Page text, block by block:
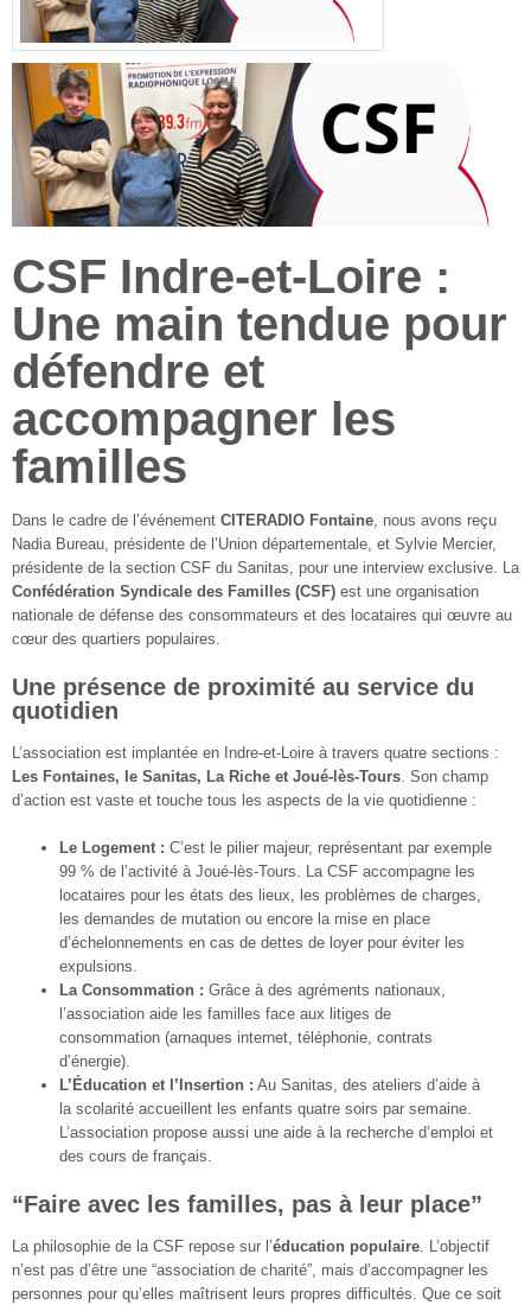
CSF Indre-et-Loire :
Une main tendue pour
défendre et
accompagner les
familles
Dans le cadre de l’événement CITERADIO Fontaine, nous avons reçu
Nadia Bureau, présidente de l’Union départementale, et Sylvie Mercier,
présidente de la section CSF du Sanitas, pour une interview exclusive. La
Confédération Syndicale des Familles (CSF) est une organisation
nationale de défense des consommateurs et des locataires qui œuvre au
cœur des quartiers populaires.
Une présence de proximité au service du
quotidien
L’association est implantée en Indre-et-Loire à travers quatre sections :
Les Fontaines, le Sanitas, La Riche et Joué-lès-Tours. Son champ
d’action est vaste et touche tous les aspects de la vie quotidienne :
Le Logement : C’est le pilier majeur, représentant par exemple
99 % de l’activité à Joué-lès-Tours. La CSF accompagne les
locataires pour les états des lieux, les problèmes de charges,
les demandes de mutation ou encore la mise en place
d’échelonnements en cas de dettes de loyer pour éviter les
expulsions.
La Consommation : Grâce à des agréments nationaux,
l’association aide les familles face aux litiges de
consommation (arnaques internet, téléphonie, contrats
d’énergie).
L’Éducation et l’Insertion : Au Sanitas, des ateliers d’aide à
la scolarité accueillent les enfants quatre soirs par semaine.
L’association propose aussi une aide à la recherche d’emploi et
des cours de français.
“Faire avec les familles, pas à leur place”
La philosophie de la CSF repose sur l’éducation populaire. L’objectif
n’est pas d’être une “association de charité”, mais d’accompagner les
personnes pour qu’elles maîtrisent leurs propres difficultés. Que ce soit